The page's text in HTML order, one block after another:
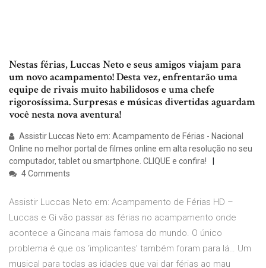
Nestas férias, Luccas Neto e seus amigos viajam para
um novo acampamento! Desta vez, enfrentarão uma
equipe de rivais muito habilidosos e uma chefe
rigorosíssima. Surpresas e músicas divertidas aguardam
você nesta nova aventura!
Assistir Luccas Neto em: Acampamento de Férias - Nacional
Online no melhor portal de filmes online em alta resolução no seu
computador, tablet ou smartphone. CLIQUE e confira!
4 Comments
Assistir Luccas Neto em: Acampamento de Férias HD –
Luccas e Gi vão passar as férias no acampamento onde
acontece a Gincana mais famosa do mundo. O único
problema é que os ‘implicantes’ também foram para lá… Um
musical para todas as idades que vai dar férias ao mau